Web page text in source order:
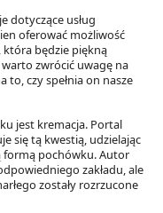
dotyczące usług
oferować możliwość
będzie piękną
zwrócić uwagę na
czy spełnia on nasze
jest kremacja. Portal
się tą kwestią, udzielając
formą pochówku. Autor
zakładu, ale
zostały rozrzucone